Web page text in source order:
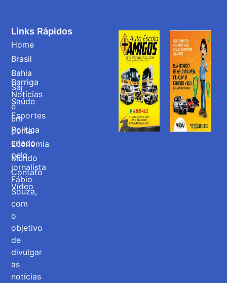
Barriga
Notícias
é
um
portal
criado
pelo
jornalista
Fábio
Souza,
com
o
objetivo
de
divulgar
as
notícias
Links Rápidos
Home
Brasil
Bahia
Saj
Saúde
Esportes
Politica
Economia
Mundo
Contato
Vídeo